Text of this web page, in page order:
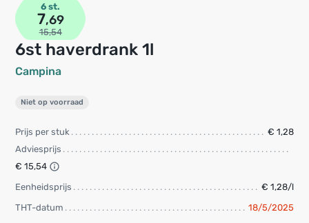
6st haverdrank 1l
Campina
6 st.
7,69
15,54
Niet op voorraad
Prijs per stuk
€ 1,28
Adviesprijs
€ 15,54
Eenheidsprijs
€ 1,28/l
THT-datum
18/5/2025